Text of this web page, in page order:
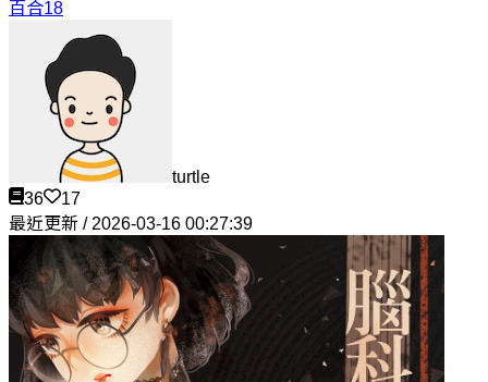
百合18
turtle
36
17
最近更新 / 2026-03-16 00:27:39